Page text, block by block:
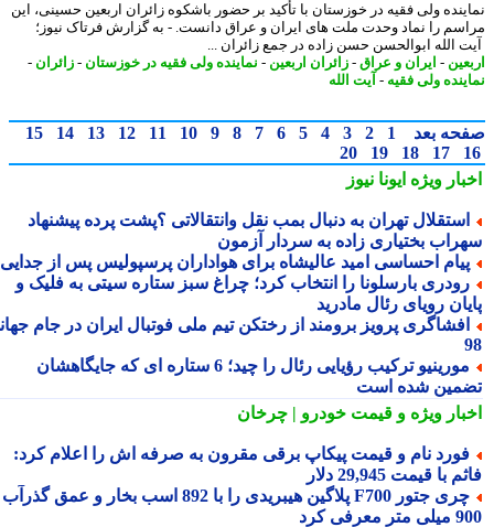
ولی فقیه در خوزستان با تأکید بر حضور باشکوه زائران اربعین حسینی، این
را نماد وحدت ملت های ایران و عراق دانست. - به گزارش فرتاک نیوز؛
الله ابوالحسن حسن زاده در جمع زائران ...
-ایران و عراق- زائران اربعین -نماینده ولی فقیه در خوزستان-زائران-
ولی فقیه -آیت الله
بعد 1
2
3
4
5
6
7
8
9
10
11
12
13
14
15
17
18
19
20
ویژهایونا نیوز
تهران به دنبال بمب نقل وانتقالاتی ؟پشت پرده پیشنهاد
بختیاری زاده به سردار آزمون
احساسی امید عالیشاه برای هواداران پرسپولیس پس از جدایی
بارسلونا را انتخاب کرد؛ چراغ سبز ستاره سیتی به فلیک و
رویای رئال مادرید
پرویز برومند از رختکن تیم ملی فوتبال ایران در جام جهانی
مورینیو ترکیب رؤیایی رئال را چید؛ 6 ستاره ای که جایگاهشان
شده است
ویژهو قیمت خودرو | چرخان
نام و قیمت پیکاپ برقی مقرون به صرفه اش را اعلام کرد:
با قیمت 29,945 دلار
چری جتور F700 پلاگین هیبریدی را با 892 اسب بخار و عمق گذرآب